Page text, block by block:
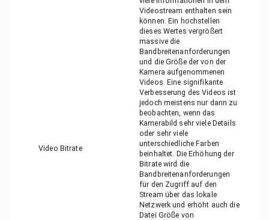
Video Bitrate
Videostream enthalten sein
können. Ein hochstellen
dieses Wertes vergrößert
massive die
Bandbreitenanforderungen
und die Größe der von der
Kamera aufgenommenen
Videos. Eine signifikante
Verbesserung des Videos ist
jedoch meistens nur dann zu
beobachten, wenn das
Kamerabild sehr viele Details
oder sehr viele
unterschiedliche Farben
beinhaltet. Die Erhöhung der
Bitrate wird die
Bandbreitenanforderungen
für den Zugriff auf den
Stream über das lokale
Netzwerk und erhöht auch die
Datei Größe von